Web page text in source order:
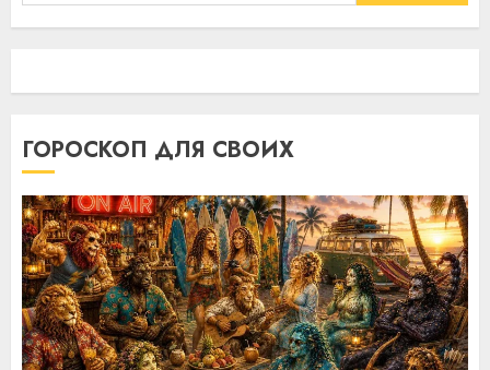
ГОРОСКОП ДЛЯ СВОИХ